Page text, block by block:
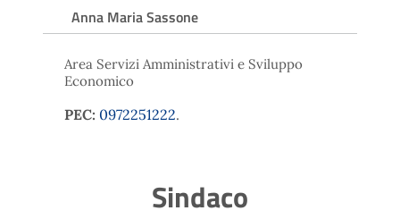
Anna Maria Sassone
Area Servizi Amministrativi e Sviluppo
Economico
PEC: 0972251222.
Sindaco